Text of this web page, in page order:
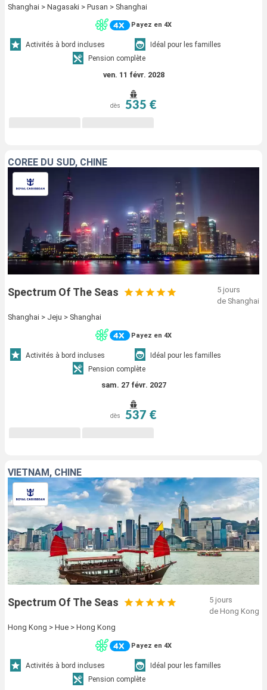
Shanghai > Nagasaki > Pusan > Shanghai
Payez en 4X
Activités à bord incluses
Idéal pour les familles
Pension complète
ven. 11 févr. 2028
dès 535 €
CORÉE DU SUD, CHINE
Spectrum Of The Seas
5 jours
de Shanghai
Shanghai > Jeju > Shanghai
Payez en 4X
Activités à bord incluses
Idéal pour les familles
Pension complète
sam. 27 févr. 2027
dès 537 €
VIETNAM, CHINE
Spectrum Of The Seas
5 jours
de Hong Kong
Hong Kong > Hue > Hong Kong
Payez en 4X
Activités à bord incluses
Idéal pour les familles
Pension complète